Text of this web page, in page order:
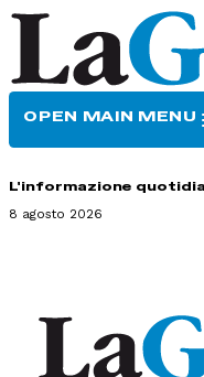
OPEN MAIN MENU
L'informazione
8 agosto 2026